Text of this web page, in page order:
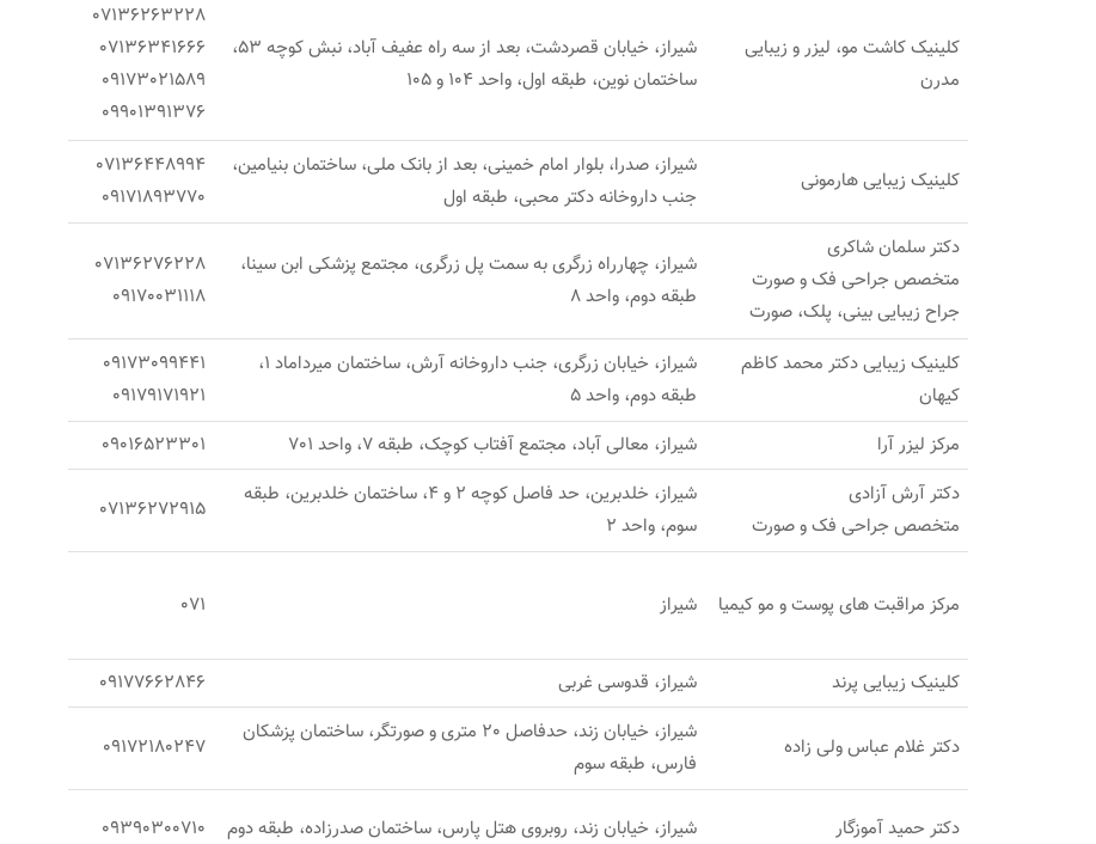
کلینیک کاشت مو، لیزر و زیبایی
مدرن
شیراز، خیابان قصردشت، بعد از سه راه عفیف آباد، نبش کوچه 53،
ساختمان نوین، طبقه اول، واحد 104 و 105
07136263228
07136341666
09173021589
09901391376
کلینیک زیبایی هارمونی
شیراز، صدرا، بلوار امام خمینی، بعد از بانک ملی، ساختمان بنیامین،
جنب داروخانه دکتر محبی، طبقه اول
07136448994
09171893770
دکتر سلمان شاکری
متخصص جراحی فک و صورت
جراح زیبایی بینی، پلک، صورت
شیراز، چهارراه زرگری به سمت پل زرگری، مجتمع پزشکی ابن سینا،
طبقه دوم، واحد 8
07136276228
09170031118
كلينيک زيبايى دكتر محمد كاظم
كيهان
شیراز، خيابان زرگرى، جنب داروخانه آرش، ساختمان ميرداماد 1،
طبقه دوم، واحد 5
09173099441
09179171921
مرکز لیزر آرا
شیراز، معالی آباد، مجتمع آفتاب کوچک، طبقه 7، واحد 701
09016523301
دکتر آرش آزادی
متخصص جراحی فک و صورت
شیراز، خلدبرین، حد فاصل کوچه 2 و 4، ساختمان خلدبرین، طبقه
سوم، واحد 2
07136272915
مركز مراقبت های پوست و مو کیمیا شیراز 071
کلینیک زیبایی پرند شیراز، قدوسی غربی 09177662846
دکتر غلام عباس ولی زاده
شیراز، خیابان زند، حدفاصل 20 متری و صورتگر، ساختمان پزشکان
فارس، طبقه سوم
09172180247
دکتر حمید آموزگار شیراز، خیابان زند، روبروی هتل پارس، ساختمان صدرزاده، طبقه دوم 09390300710